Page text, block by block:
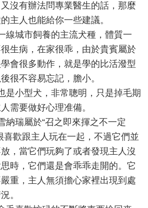
沒有辦法問專業醫生的話，那麼
主人也能給你一些建議。
線城市飼養的主流犬種，體質一
生病，在家很乖，由於貴賓屬於
會很多動作，就是學的比活潑型
很不容易忘記，膽小。
是小型犬，非常聰明，只是掉毛期
需要做好心理准備。
納瑞屬於“召之即來揮之不一定
喜歡跟主人玩在一起，不過它們並
，當它們玩夠了或者發現主人沒
時，它們還是會乖乖走開的。它
重，主人無須擔心家裡出現到處
。